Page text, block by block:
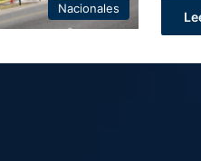
Nacionales